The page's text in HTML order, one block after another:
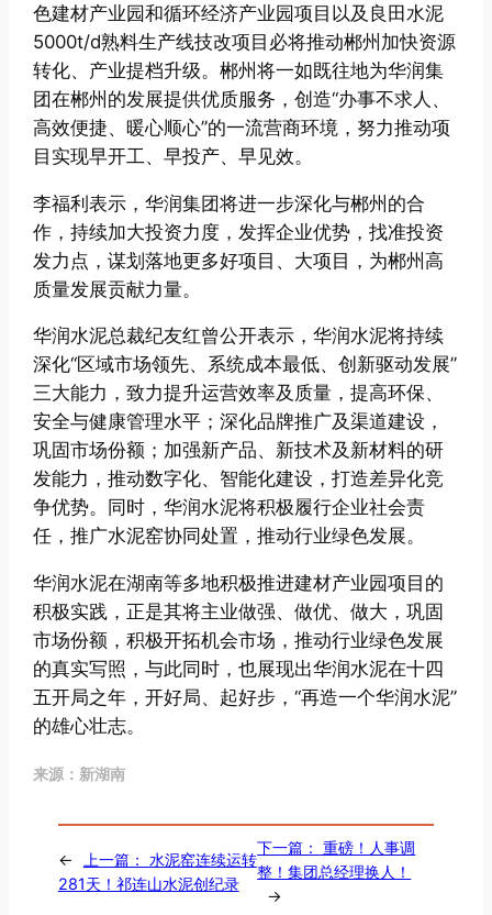
色建材产业园和循环经济产业园项目以及良田水泥
5000t/d熟料生产线技改项目必将推动郴州加快资源
转化、产业提档升级。郴州将一如既往地为华润集
团在郴州的发展提供优质服务，创造“办事不求人、
高效便捷、暖心顺心”的一流营商环境，努力推动项
目实现早开工、早投产、早见效。
李福利表示，华润集团将进一步深化与郴州的合
作，持续加大投资力度，发挥企业优势，找准投资
发力点，谋划落地更多好项目、大项目，为郴州高
质量发展贡献力量。
华润水泥总裁纪友红曾公开表示，华润水泥将持续
深化“区域市场领先、系统成本最低、创新驱动发展”
三大能力，致力提升运营效率及质量，提高环保、
安全与健康管理水平；深化品牌推广及渠道建设，
巩固市场份额；加强新产品、新技术及新材料的研
发能力，推动数字化、智能化建设，打造差异化竞
争优势。同时，华润水泥将积极履行企业社会责
任，推广水泥窑协同处置，推动行业绿色发展。
华润水泥在湖南等多地积极推进建材产业园项目的
积极实践，正是其将主业做强、做优、做大，巩固
市场份额，积极开拓机会市场，推动行业绿色发展
的真实写照，与此同时，也展现出华润水泥在十四
五开局之年，开好局、起好步，“再造一个华润水泥”
的雄心壮志。
来源：新湖南
← 上一篇： 水泥窑连续运转
281天！祁连山水泥创纪录
下一篇：
重磅！人事调
整！集团总经理换人！
→